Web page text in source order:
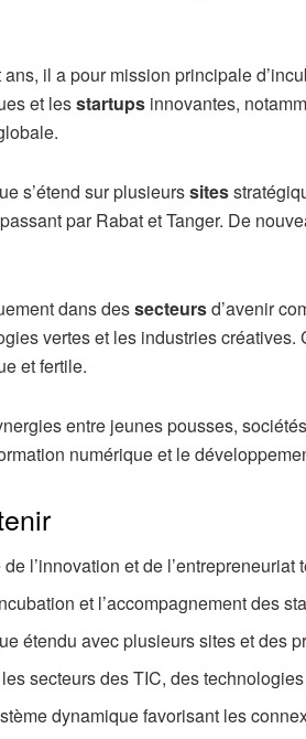
il a pour mission principale
et lesstartups innovantes,
s’étend sur plusieurssites
par Rabat et Tanger. De
dans dessecteursd’avenir
vertes et les industries
et fertile.
entre jeunes pousses,
numérique et le
l’innovation et de
et l’accompagnement des
étendu avec plusieurs sites et des
secteurs des TIC, des
dynamique favorisant les